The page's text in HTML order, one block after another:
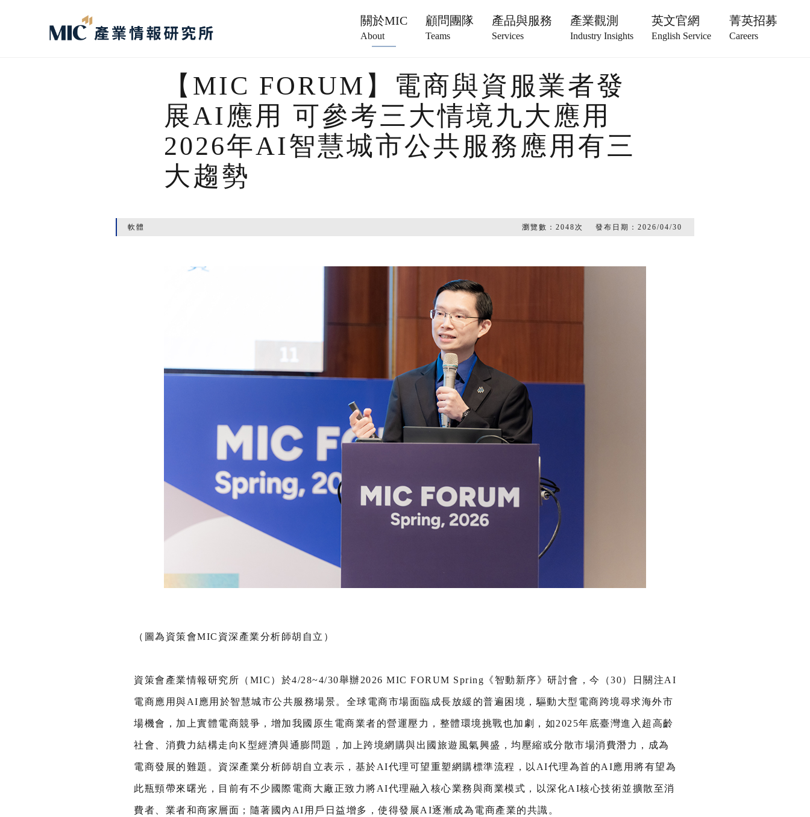
關於MIC
About
顧問團隊
Teams
產品與服務
Services
產業觀測
Industry Insights
英文官網
English Service
菁英招募
Careers
【MIC FORUM】電商與資服業者發
展AI應用 可參考三大情境九大應用
2026年AI智慧城市公共服務應用有三
大趨勢
軟體 瀏覽數： 2048 次 發布日期： 2026/04/30
（圖為資策會MIC資深產業分析師胡自立）
資策會產業情報研究所（MIC）於4/28~4/30舉辦2026 MIC FORUM Spring《智動新序》研討會，今（30）日關注AI
電商應用與AI應用於智慧城市公共服務場景。全球電商市場面臨成長放緩的普遍困境，驅動大型電商跨境尋求海外市
場機會，加上實體電商競爭，增加我國原生電商業者的營運壓力，整體環境挑戰也加劇，如2025年底臺灣進入超高齡
社會、消費力結構走向K型經濟與通膨問題，加上跨境網購與出國旅遊風氣興盛，均壓縮或分散市場消費潛力，成為
電商發展的難題。資深產業分析師胡自立表示，基於AI代理可望重塑網購標準流程，以AI代理為首的AI應用將有望為
此瓶頸帶來曙光，目前有不少國際電商大廠正致力將AI代理融入核心業務與商業模式，以深化AI核心技術並擴散至消
費者、業者和商家層面；隨著國內AI用戶日益增多，使得發展AI逐漸成為電商產業的共識。